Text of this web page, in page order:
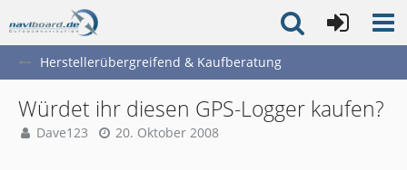
Herstellerübergreifend & Kaufberatung
Würdet ihr diesen GPS-Logger kaufen?
Dave123 20. Oktober 2008